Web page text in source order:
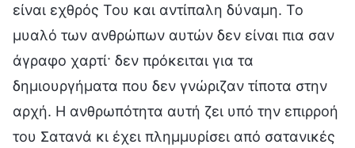
είναι εχθρός Του και αντίπαλη δύναμη. Το
μυαλό των ανθρώπων αυτών δεν είναι πια σαν
άγραφο χαρτί· δεν πρόκειται για τα
δημιουργήματα που δεν γνώριζαν τίποτα στην
αρχή. Η ανθρωπότητα αυτή ζει υπό την επιρροή
του Σατανά κι έχει πλημμυρίσει από σατανικές